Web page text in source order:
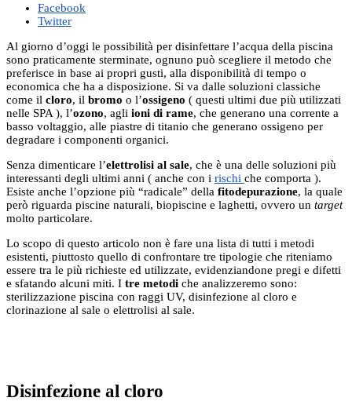
Facebook
Twitter
Al giorno d’oggi le possibilità per disinfettare l’acqua della piscina
sono praticamente sterminate, ognuno può scegliere il metodo che
preferisce in base ai propri gusti, alla disponibilità di tempo o
economica che ha a disposizione. Si va dalle soluzioni classiche
come il cloro, il bromo o l’ossigeno ( questi ultimi due più utilizzati
nelle SPA ), l’ozono, agli ioni di rame, che generano una corrente a
basso voltaggio, alle piastre di titanio che generano ossigeno per
degradare i componenti organici.
Senza dimenticare l’elettrolisi al sale, che è una delle soluzioni più
interessanti degli ultimi anni ( anche con i rischi che comporta ).
Esiste anche l’opzione più “radicale” della fitodepurazione, la quale
però riguarda piscine naturali, biopiscine e laghetti, ovvero un target
molto particolare.
Lo scopo di questo articolo non è fare una lista di tutti i metodi
esistenti, piuttosto quello di confrontare tre tipologie che riteniamo
essere tra le più richieste ed utilizzate, evidenziandone pregi e difetti
e sfatando alcuni miti. I tre metodi che analizzeremo sono:
sterilizzazione piscina con raggi UV, disinfezione al cloro e
clorinazione al sale o elettrolisi al sale.
Disinfezione al cloro